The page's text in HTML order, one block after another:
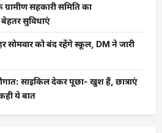
सहकारी समिति का
सुविधाएं
सोमवार को बंद रहेंगे स्कूल, DM ने जारी
साइकिल देकर पूछा- खुश हैं, छात्राएं
ये बात